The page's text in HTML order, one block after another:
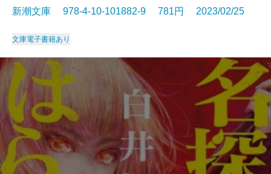
新潮文庫 978-4-10-101882-9 781円 2023/02/25
文庫電子書籍あり